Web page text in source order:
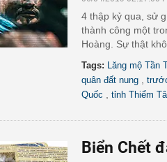
4 thập kỷ qua, sử
thành công một
Hoàng. Sự thật
Tags: Lăng mộ Tần
quân đất nung
Quốc
tỉnh Thiểm
Biển Chết